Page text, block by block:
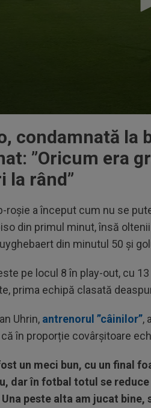
condamnată la
”Oricum era
la rând”
roșie a început cum nu se
din primul minut, însă
din minutul 50 și
pe locul 8 în play-out, cu
prima echipă clasată
Uhrin, antrenorul ”câinilor”,
în proporție covârșitoare
un meci bun, cu un final
dar în fotbal totul se
peste alta am jucat